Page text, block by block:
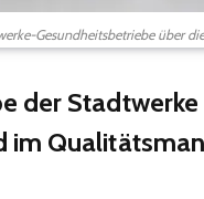
Gesundheitsbetriebe über
der
im